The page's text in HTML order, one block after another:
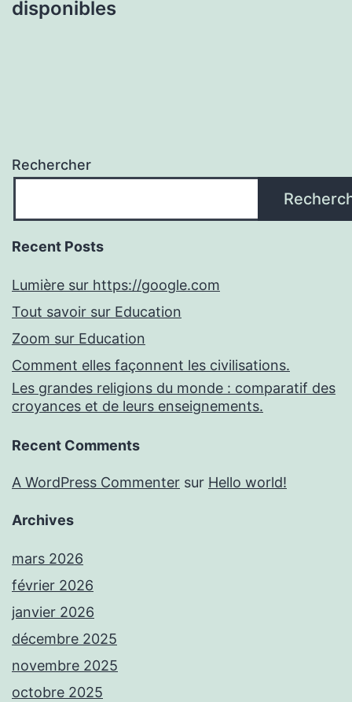
disponibles
Rechercher
Recent Posts
Lumière sur https://google.com
Tout savoir sur Education
Zoom sur Education
Comment elles façonnent les civilisations.
Les grandes religions du monde : comparatif des
croyances et de leurs enseignements.
Recent Comments
A WordPress Commenter sur Hello world!
Archives
mars 2026
février 2026
janvier 2026
décembre 2025
novembre 2025
octobre 2025